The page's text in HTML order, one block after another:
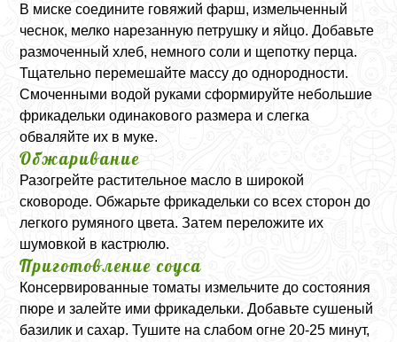
В миске соедините говяжий фарш, измельченный
чеснок, мелко нарезанную петрушку и яйцо. Добавьте
размоченный хлеб, немного соли и щепотку перца.
Тщательно перемешайте массу до однородности.
Смоченными водой руками сформируйте небольшие
фрикадельки одинакового размера и слегка
обваляйте их в муке.
Обжаривание
Разогрейте растительное масло в широкой
сковороде. Обжарьте фрикадельки со всех сторон до
легкого румяного цвета. Затем переложите их
шумовкой в кастрюлю.
Приготовление соуса
Консервированные томаты измельчите до состояния
пюре и залейте ими фрикадельки. Добавьте сушеный
базилик и сахар. Тушите на слабом огне 20-25 минут,